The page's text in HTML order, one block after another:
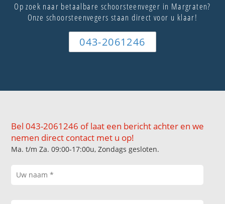
Op zoek naar betaalbare schoorsteenveger in Margraten?
Onze schoorsteenvegers staan direct voor u klaar!
043-2061246
Bel 043-2061246 of laat een bericht achter en we
nemen direct contact met u op!
Ma. t/m Za. 09:00-17:00u, Zondags gesloten.